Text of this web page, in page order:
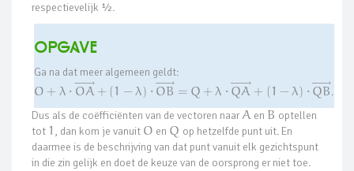
respectievelijk ½.
Opgave
Ga na dat meer algemeen geldt:
O + λ ⋅ OA
 ⃗
 + (1 − λ) ⋅ OB
 ⃗
 = Q + λ ⋅ QA
 ⃗
 + (1 − λ) ⋅ QB
 ⃗
 .
Dus als de coëfficiënten van de vectoren naarA en B optellen
tot 1 , dan kom je vanuit O en Q op hetzelfde punt uit. En
daarmee is de beschrijving van dat punt vanuit elk gezichtspunt
in die zin gelijk en doet de keuze van de oorsprong er niet toe.